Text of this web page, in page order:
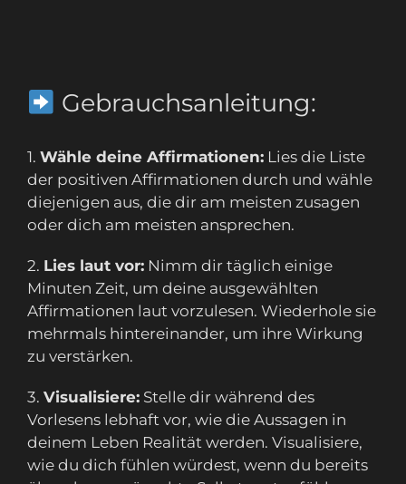
Gebrauchsanleitung:
1. Wähle deine Affirmationen: Lies die Liste
der positiven Affirmationen durch und wähle
diejenigen aus, die dir am meisten zusagen
oder dich am meisten ansprechen.
2. Lies laut vor: Nimm dir täglich einige
Minuten Zeit, um deine ausgewählten
Affirmationen laut vorzulesen. Wiederhole sie
mehrmals hintereinander, um ihre Wirkung
zu verstärken.
3. Visualisiere: Stelle dir während des
Vorlesens lebhaft vor, wie die Aussagen in
deinem Leben Realität werden. Visualisiere,
wie du dich fühlen würdest, wenn du bereits